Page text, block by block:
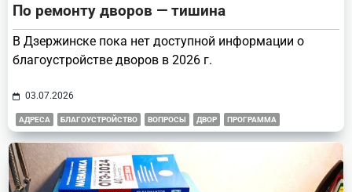
По ремонту дворов — тишина
В Дзержинске пока нет доступной информации о
благоустройстве дворов в 2026 г.
03.07.2026
АДРЕСА БЛАГОУСТРОЙСТВО ВОПРОСЫ ДВОР ПРОГРАММА